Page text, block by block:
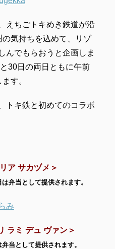
えちごトキめき鉄道が沿
気持ちを込めて、リゾ
んでもらおうと企画しま
30日の両日ともに午前
す。
トキ鉄と初めてのコラボ
ア サカヅメ＞
弁当として提供されます。
ラミ デュ ヴァン＞
当として提供されます。